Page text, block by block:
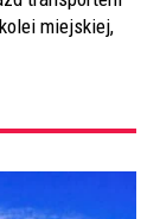
miejskiej,